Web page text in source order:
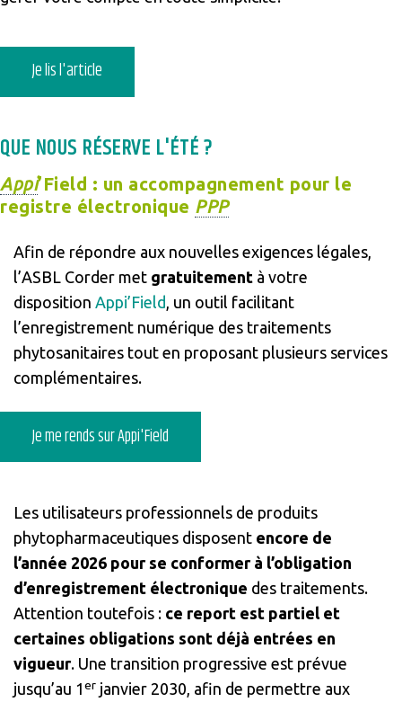
Je lis l'article
QUE NOUS RÉSERVE L'ÉTÉ ?
Appi’Field : un accompagnement pour le
registre électronique PPP
Afin de répondre aux nouvelles exigences légales,
l’ASBL Corder met gratuitement à votre
disposition Appi’Field , un outil facilitant
l’enregistrement numérique des traitements
phytosanitaires tout en proposant plusieurs services
complémentaires.
Je me rends sur Appi'Field
Les utilisateurs professionnels de produits
phytopharmaceutiques disposent encore de
l’année 2026 pour se conformer à l’obligation
d’enregistrement électronique des traitements.
Attention toutefois : ce report est partiel et
certaines obligations sont déjà entrées en
vigueur. Une transition progressive est prévue
jusqu’au 1erjanvier 2030, afin de permettre aux